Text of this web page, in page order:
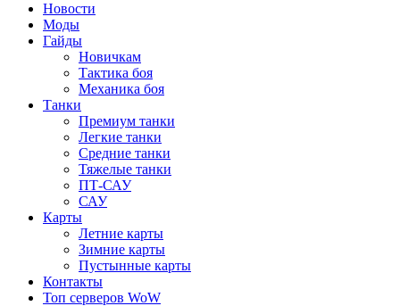
Новости
Моды
Гайды
Новичкам
Тактика боя
Механика боя
Танки
Премиум танки
Легкие танки
Средние танки
Тяжелые танки
ПТ-САУ
САУ
Карты
Летние карты
Зимние карты
Пустынные карты
Контакты
Топ серверов WoW